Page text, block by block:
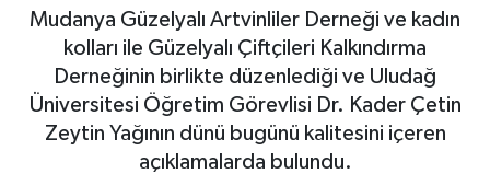
Mudanya Güzelyalı Artvinliler Derneği ve kadın
kolları ile Güzelyalı Çiftçileri Kalkındırma
Derneğinin birlikte düzenlediği ve Uludağ
Üniversitesi Öğretim Görevlisi Dr. Kader Çetin
Zeytin Yağının dünü bugünü kalitesini içeren
açıklamalarda bulundu.
Bilim
Genel
Bilim, Teknoloji